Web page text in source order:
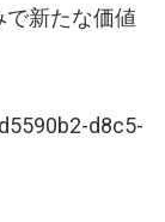
新たな価値
d8c5-